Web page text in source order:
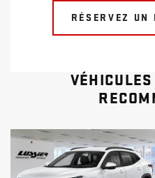
RÉSERVEZ UN